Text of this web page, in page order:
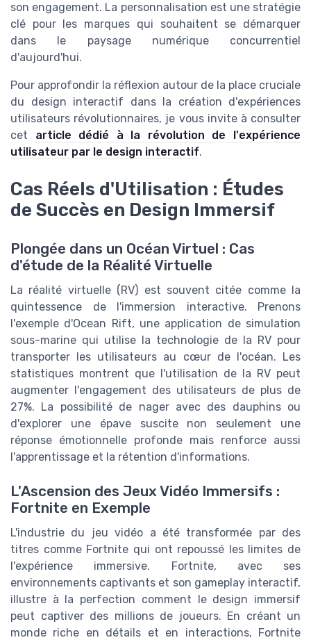
son engagement. La personnalisation est une stratégie
clé pour les marques qui souhaitent se démarquer
dans le paysage numérique concurrentiel
d'aujourd'hui.
Pour approfondir la réflexion autour de la place cruciale
du design interactif dans la création d'expériences
utilisateurs révolutionnaires, je vous invite à consulter
cet article dédié à la révolution de l'expérience
utilisateur par le design interactif.
Cas Réels d'Utilisation : Études
de Succès en Design Immersif
Plongée dans un Océan Virtuel : Cas
d'étude de la Réalité Virtuelle
La réalité virtuelle (RV) est souvent citée comme la
quintessence de l'immersion interactive. Prenons
l'exemple d'Ocean Rift, une application de simulation
sous-marine qui utilise la technologie de la RV pour
transporter les utilisateurs au cœur de l'océan. Les
statistiques montrent que l'utilisation de la RV peut
augmenter l'engagement des utilisateurs de plus de
27%. La possibilité de nager avec des dauphins ou
d'explorer une épave suscite non seulement une
réponse émotionnelle profonde mais renforce aussi
l'apprentissage et la rétention d'informations.
L'Ascension des Jeux Vidéo Immersifs :
Fortnite en Exemple
L'industrie du jeu vidéo a été transformée par des
titres comme Fortnite qui ont repoussé les limites de
l'expérience immersive. Fortnite, avec ses
environnements captivants et son gameplay interactif,
illustre à la perfection comment le design immersif
peut captiver des millions de joueurs. En créant un
monde riche en détails et en interactions, Fortnite